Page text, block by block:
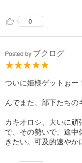
0
Posted by ブクログ
ついに姫様ゲットぉー
んでまた、部下たちの
カキオロシ、大いに頑
で、その勢いで、途
きたい。可及的速やか